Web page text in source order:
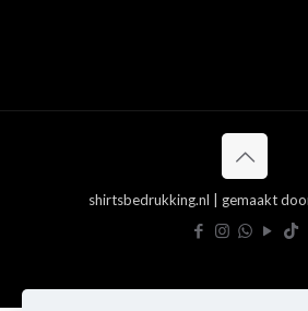
shirtsbedrukking.nl | gemaakt